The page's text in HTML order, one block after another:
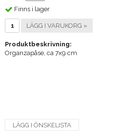
Finns i lager
LÄGG I VARUKORG »
Produktbeskrivning:
Organzapåse, ca 7x9 cm
LÄGG I ÖNSKELISTA